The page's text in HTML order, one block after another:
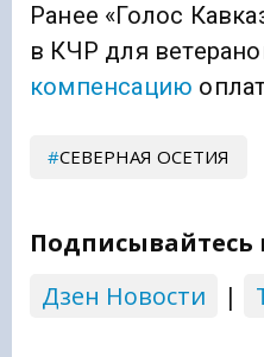
Ранее «Голос
в КЧР для
компенсацию
СЕВЕРНАЯ ОСЕТИЯ
Подписывайтесь
Дзен Новости
|